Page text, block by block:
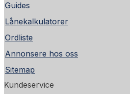
Guides
Lånekalkulatorer
Ordliste
Annonsere hos oss
Sitemap
Kundeservice